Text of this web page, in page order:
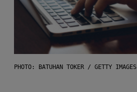
PHOTO: BATUHAN TOKER / GETTY IMAGES